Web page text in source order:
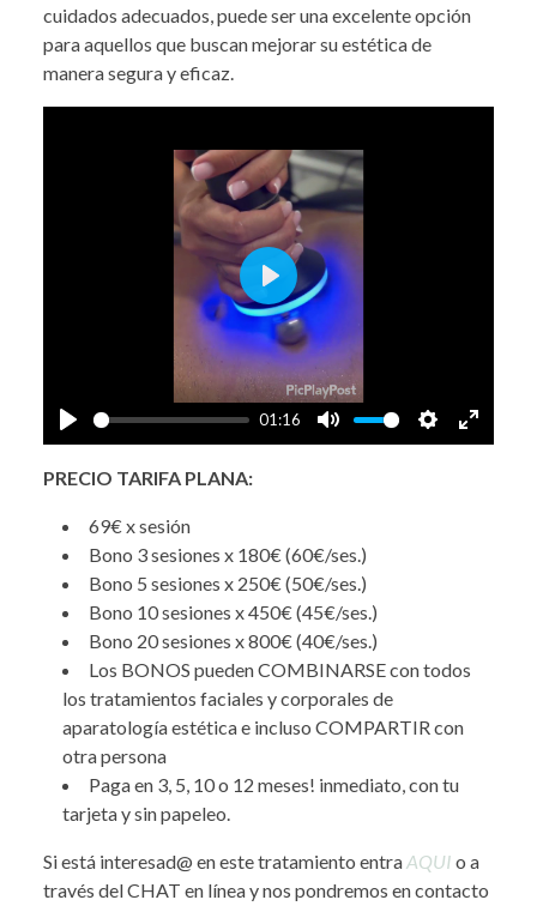
cuidados adecuados, puede ser una excelente opción
para aquellos que buscan mejorar su estética de
manera segura y eficaz.
Play
01:16
Mute Settings
Enter
Play
PRECIO TARIFA PLANA:
69€ x sesión
Bono 3 sesiones x 180€ (60€/ses.)
Bono 5 sesiones x 250€ (50€/ses.)
Bono 10 sesiones x 450€ (45€/ses.)
Bono 20 sesiones x 800€ (40€/ses.)
Los BONOS pueden COMBINARSE con todos
los tratamientos faciales y corporales de
aparatología estética e incluso COMPARTIR con
otra persona
Paga en 3, 5, 10 o 12 meses! inmediato, con tu
tarjeta y sin papeleo.
Si está interesad@ en este tratamiento entraAQUI o a
través del CHAT en línea y nos pondremos en contacto